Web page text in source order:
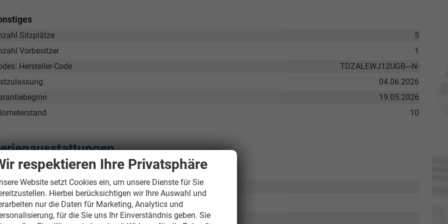
5
Sitzplätze
1
Vorbesitzer
TDZALEWJ12UGB---N-
Hersteller-Code
04.06.2026
19.05.2026
10
Beheizbare Vordersitze
Beheizbares Lenkrad
Klimaautomatik, Zwei-Zonen, inkl. Pollenfilter
Schael Tom Wollschläger
respektieren Ihre Privatsphäre
Website setzt Cookies ein, um unsere Dienste für Sie
Hierbei berücksichtigen wir Ihre Auswahl und
nur die Daten für Marketing, Analytics und
für die Sie uns Ihr Einverständnis geben. Sie